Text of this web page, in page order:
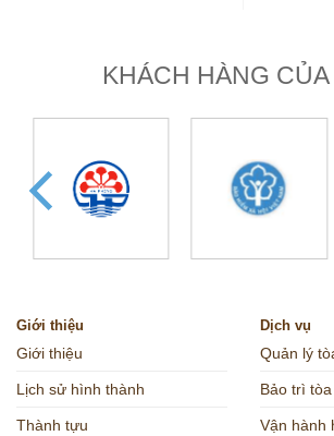
nhà được
KHÁCH HÀNG CỦA
Giới thiệu
Giới thiệu
Lịch sử hình thành
Thành tựu
Dịch vụ
Quản lý
Bảo trì
Vận hành